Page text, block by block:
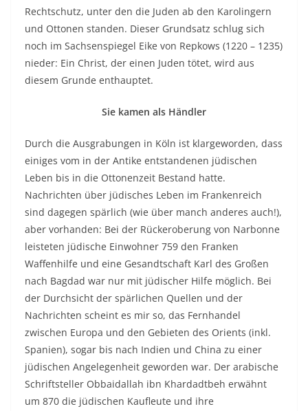
Rechtschutz, unter den die Juden ab den Karolingern
und Ottonen standen. Dieser Grundsatz schlug sich
noch im Sachsenspiegel Eike von Repkows (1220 – 1235)
nieder: Ein Christ, der einen Juden tötet, wird aus
diesem Grunde enthauptet.
Sie kamen als Händler
Durch die Ausgrabungen in Köln ist klargeworden, dass
einiges vom in der Antike entstandenen jüdischen
Leben bis in die Ottonenzeit Bestand hatte.
Nachrichten über jüdisches Leben im Frankenreich
sind dagegen spärlich (wie über manch anderes auch!),
aber vorhanden: Bei der Rückeroberung von Narbonne
leisteten jüdische Einwohner 759 den Franken
Waffenhilfe und eine Gesandtschaft Karl des Großen
nach Bagdad war nur mit jüdischer Hilfe möglich. Bei
der Durchsicht der spärlichen Quellen und der
Nachrichten scheint es mir so, das Fernhandel
zwischen Europa und den Gebieten des Orients (inkl.
Spanien), sogar bis nach Indien und China zu einer
jüdischen Angelegenheit geworden war. Der arabische
Schriftsteller Obbaidallah ibn Khardadtbeh erwähnt
um 870 die jüdischen Kaufleute und ihre